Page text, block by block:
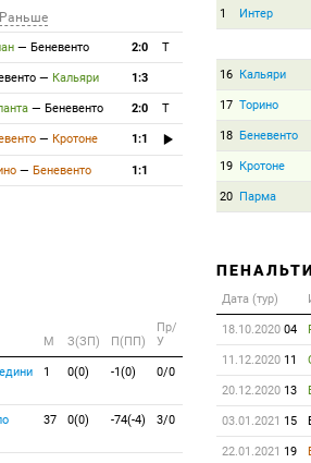
Раньше
— Беневенто 2:0 T
— Кальяри 1:3
— Беневенто 2:0 T
— Кротоне 1:1
— Беневенто 1:1
1 Интер
16 Кальяри
17 Торино
18 Беневенто
19 Кротоне
20 Парма
M З(ЗП) П(ПП)
Пр/
У
1 0(0) -1(0) 0/0
37 0(0) -74(-4) 3/0
ПЕНАЛЬТИ
Дата (тур)
18.10.202004
11.12.202011
20.12.202013
03.01.2021 15
22.01.2021 19